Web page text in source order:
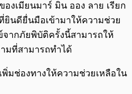
งเมียนมาร์ มิน ออง ลาย เรียก
ยินดียื่นมือเข้ามาให้ความช่วย
จากภัยพิบัติครั้งนี้สามารถให้
มที่สามารถทำได้
พิ่มช่องทางให้ความช่วยเหลือใน